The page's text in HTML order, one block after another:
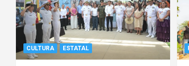
CULTURA ESTATAL